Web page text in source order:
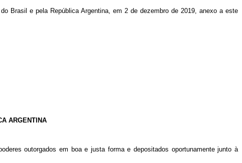
Brasil e pela República Argentina, em 2 de dezembro de 2019, anexo a este
ARGENTINA
outorgados em boa e justa forma e depositados oportunamente junto à